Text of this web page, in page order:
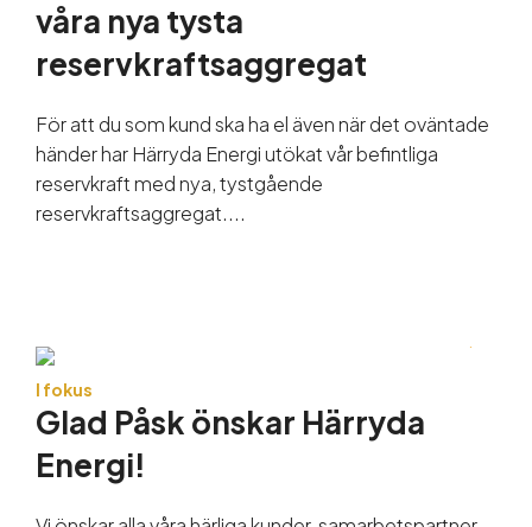
våra nya tysta
reservkraftsaggregat
För att du som kund ska ha el även när det oväntade
händer har Härryda Energi utökat vår befintliga
reservkraft med nya, tystgående
reservkraftsaggregat....
I fokus
Glad Påsk önskar Härryda
Energi!